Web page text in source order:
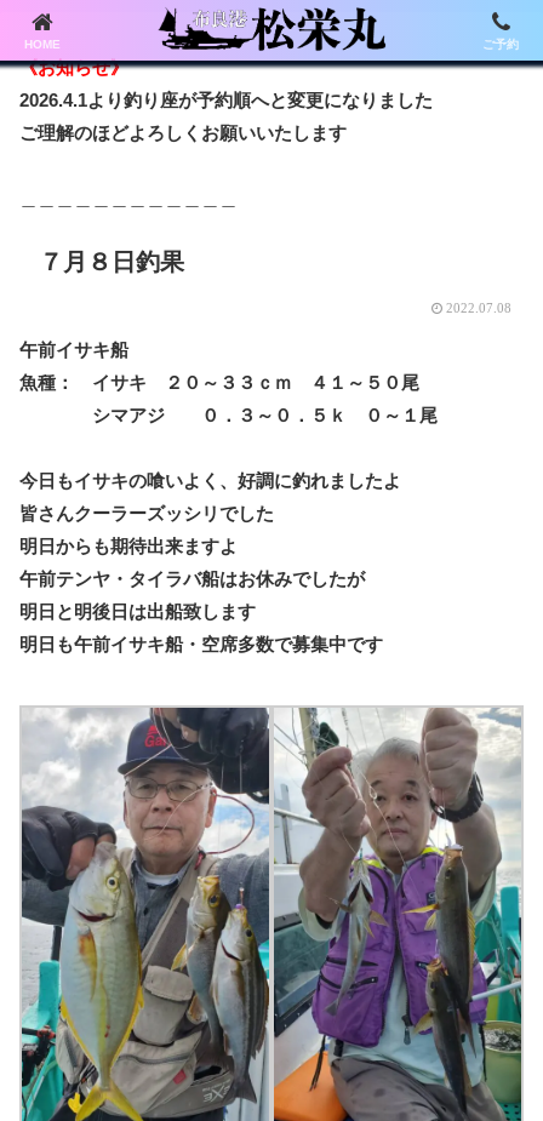
《お知らせ》
2026.4.1より釣り座が予約順へと変更になりました
ご理解のほどよろしくお願いいたします
７月８日釣果
2022.07.08
午前イサキ船
魚種： イサキ ２０～３３ｃｍ ４１～５０尾
シマアジ ０．３～０．５ｋ ０～１尾
今日もイサキの喰いよく、好調に釣れましたよ
皆さんクーラーズッシリでした
明日からも期待出来ますよ
午前テンヤ・タイラバ船はお休みでしたが
明日と明後日は出船致します
明日も午前イサキ船・空席多数で募集中です
HOME ご予約